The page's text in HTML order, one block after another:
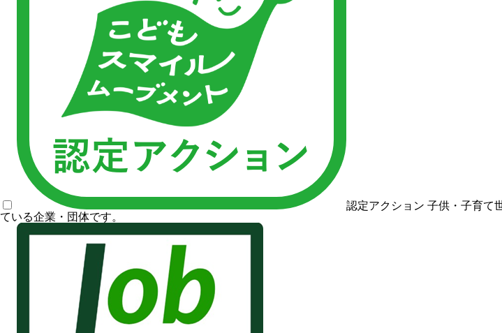
認定アクション 子供・子育て
ている企業・団体です。